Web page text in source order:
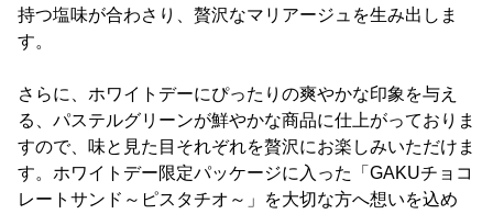
持つ塩味が合わさり、贅沢なマリアージュを生み出しま
す。
さらに、ホワイトデーにぴったりの爽やかな印象を与え
る、パステルグリーンが鮮やかな商品に仕上がっておりま
すので、味と見た目それぞれを贅沢にお楽しみいただけま
す。ホワイトデー限定パッケージに入った「GAKUチョコ
レートサンド～ピスタチオ～」を大切な方へ想いを込め